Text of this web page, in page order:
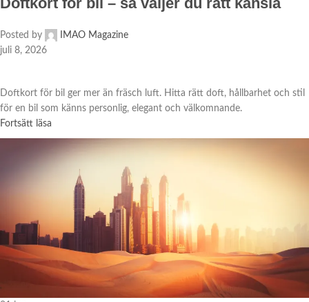
Posted by
IMAO Magazine
juli 8, 2026
Doftkort för bil ger mer än fräsch luft. Hitta rätt doft, hållbarhet och stil
för en bil som känns personlig, elegant och välkomnande.
Fortsätt läsa